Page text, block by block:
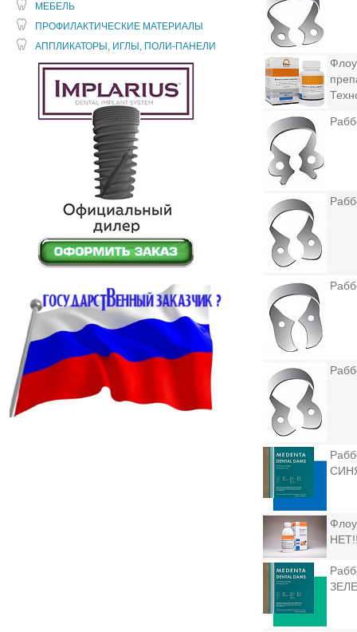
МЕБЕЛЬ
ПРОФИЛАКТИЧЕСКИЕ МАТЕРИАЛЫ
АППЛИКАТОРЫ, ИГЛЫ, ПОЛИ-ПАНЕЛИ